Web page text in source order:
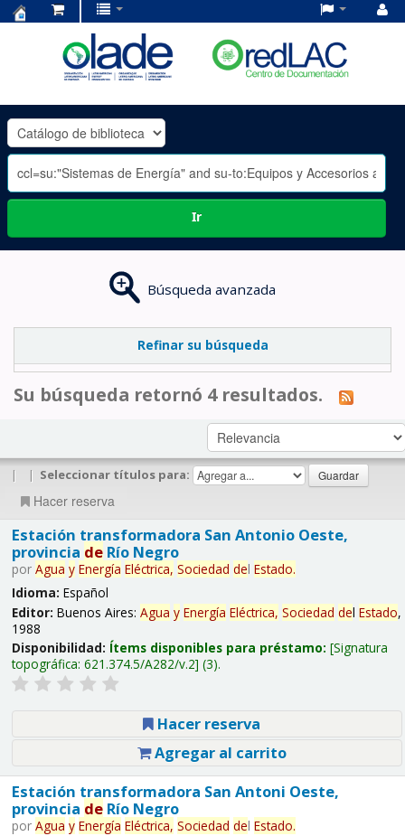
OLADE
-
Ir
Búsqueda avanzada
Refinar su búsqueda
Su búsqueda retornó 4 resultados.
| | Seleccionar títulos para:
Hacer reserva
Estación transformadora San Antonio Oeste,
provincia deRío Negro
por Agua y Energía Eléctrica, Sociedad del Estado.
Idioma: Español
Editor: Buenos Aires: Agua y Energía Eléctrica, Sociedad del Estado,
1988
Disponibilidad: Ítems disponibles para préstamo: Signatura
topográfica: 621.374.5/A282/v.2 (3).
Hacer reserva
Agregar al carrito
Estación transformadora San Antoni Oeste,
provincia deRío Negro
por Agua y Energía Eléctrica, Sociedad del Estado.